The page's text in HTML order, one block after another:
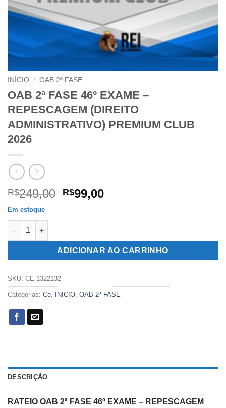
INÍCIO / OAB 2ª FASE
OAB 2ª FASE 46º EXAME –
REPESCAGEM (DIREITO
ADMINISTRATIVO) PREMIUM CLUB
2026
R$249,00 O
R$249,00.
R$99,00O
R$99,00.
Em estoque
OAB 2ª FASE 46º EXAME – REPESCAGEM (DIREITO
ADICIONAR AO CARRINHO
SKU: CE-1322132
Categorias: Ce, INICIO, OAB 2ª FASE
DESCRIÇÃO
RATEIO OAB 2ª FASE 46º EXAME – REPESCAGEM